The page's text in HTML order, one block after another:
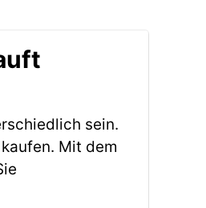
sein.
Mit dem